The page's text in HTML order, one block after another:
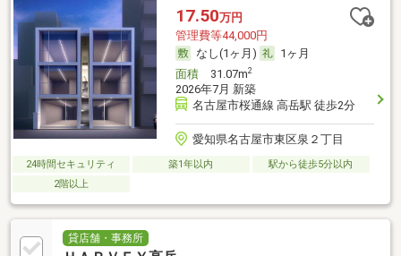
17.50万円
管理費等44,000円
なし(1ヶ月)
1ヶ月
面積31.07m2
2026年7月 新築
名古屋市桜通線 高岳駅 徒歩2分
愛知県名古屋市東区泉２丁目
24時間セキュリティ 築1年以内
駅から徒歩5分以内
2階以上
貸店舗・事務所